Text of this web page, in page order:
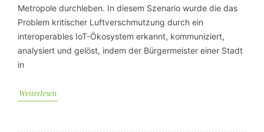
Metropole durchleben. In diesem Szenario wurde die das
Problem kritischer Luftverschmutzung durch ein
interoperables IoT-Ökosystem erkannt, kommuniziert,
analysiert und gelöst, indem der Bürgermeister einer Stadt
in
Weiterlesen